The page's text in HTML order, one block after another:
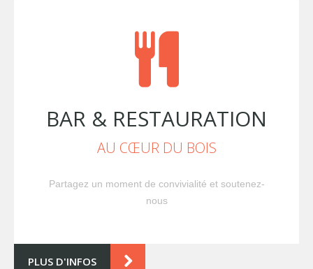
BAR & RESTAURATION
AU CŒUR DU BOIS
Partagez un moment de convivialité et soutenez-
nous
PLUS D'INFOS